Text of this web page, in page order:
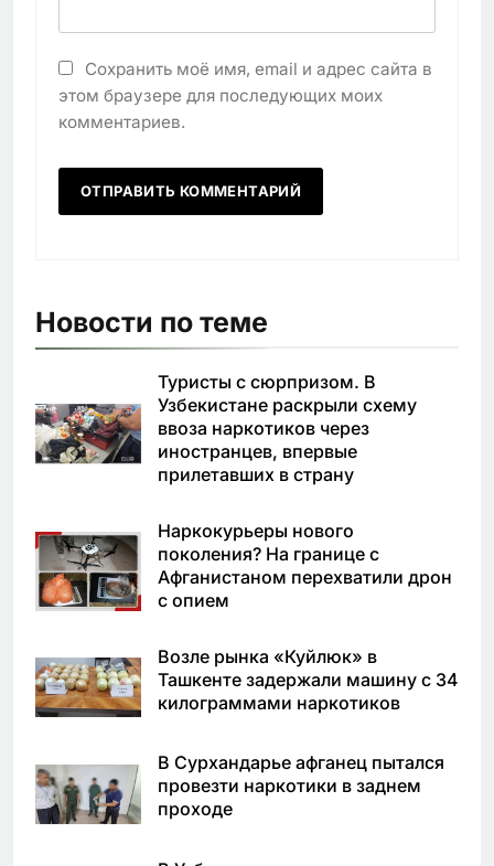
Сохранить моё имя, email и адрес сайта в
этом браузере для последующих моих
комментариев.
Новости по теме
Туристы с сюрпризом. В
Узбекистане раскрыли схему
ввоза наркотиков через
иностранцев, впервые
прилетавших в страну
Наркокурьеры нового
поколения? На границе с
Афганистаном перехватили дрон
с опием
Возле рынка «Куйлюк» в
Ташкенте задержали машину с 34
килограммами наркотиков
В Сурхандарье афганец пытался
провезти наркотики в заднем
проходе